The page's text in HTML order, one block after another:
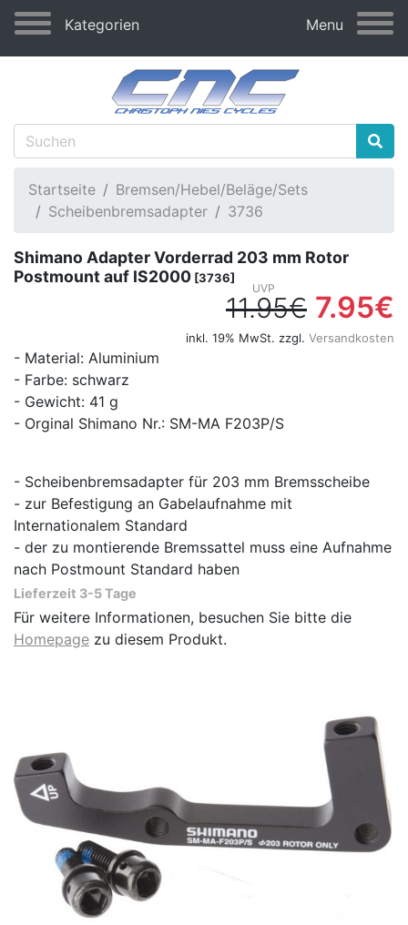
Kategorien Menu
Startseite
Bremsen/Hebel/Beläge/Sets
Scheibenbremsadapter
3736
Shimano Adapter Vorderrad 203 mm Rotor
Postmount auf IS2000 [3736]
11.95€ 7.95€
inkl. 19% MwSt. zzgl. Versandkosten
- Material: Aluminium
- Farbe: schwarz
- Gewicht: 41 g
- Orginal Shimano Nr.: SM-MA F203P/S
- Scheibenbremsadapter für 203 mm Bremsscheibe
- zur Befestigung an Gabelaufnahme mit
Internationalem Standard
- der zu montierende Bremssattel muss eine Aufnahme
nach Postmount Standard haben
Lieferzeit 3-5 Tage
Für weitere Informationen, besuchen Sie bitte die
Homepage zu diesem Produkt.